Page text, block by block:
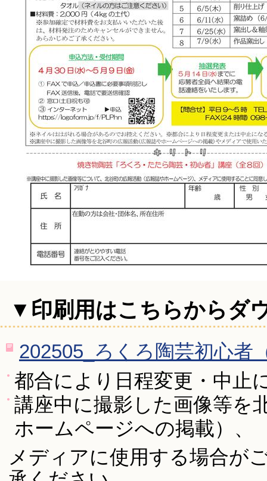
▼印刷用はこちらからダ
202505_ろくろ陶芸初心者
都合により日程変更・中止
講座中に撮影した画像等を
ホームページへの掲載）、
メディアに使用する場合が